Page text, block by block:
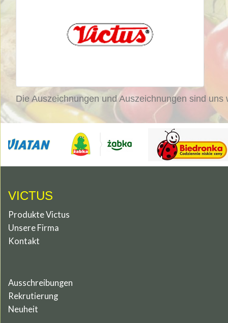
Die Auszeichnungen und Auszeichnungen sind
VICTUS
Produkte Victus
Unsere Firma
Kontakt
Ausschreibungen
Rekrutierung
Neuheit